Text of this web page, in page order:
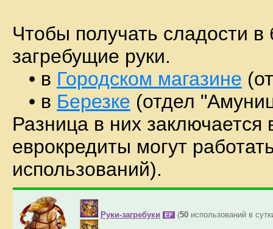
Чтобы получать сладости
загребущие руки.
• в Городском магазине
• в Березке (отдел
Разница в них заключается
еврокредиты могут
использований).
Руки-загребуки EF (50 использований в